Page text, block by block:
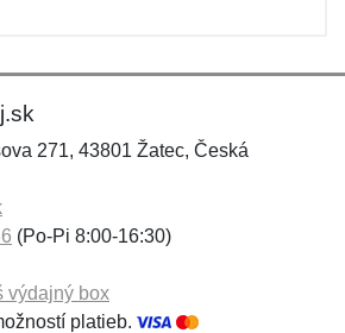
271, 43801 Žatec, Česká
(Po-Pi 8:00-16:30)
výdajný box
platieb.